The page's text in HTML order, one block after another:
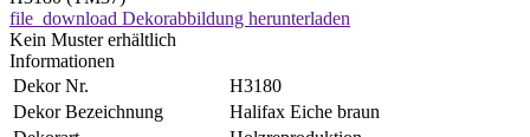
file_download Dekorabbildung herunterladen
Kein Muster erhältlich
Informationen
Dekor Nr.
H3180
Dekor Bezeichnung
Halifax Eiche braun